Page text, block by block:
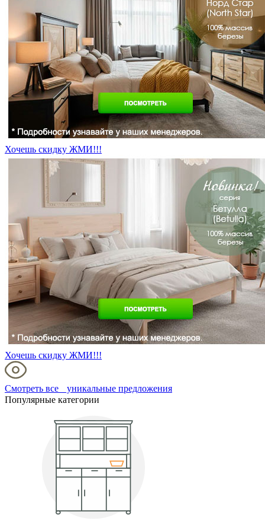
Хочешь скидку ЖМИ!!!
Хочешь скидку ЖМИ!!!
Смотреть все уникальные предложения
Популярные категории